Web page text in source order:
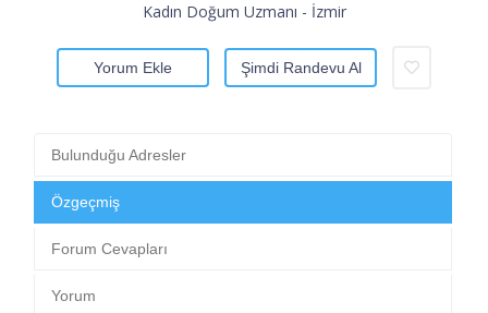
Kadın Doğum Uzmanı - İzmir
Yorum Ekle Şimdi Randevu Al
Bulunduğu Adresler
Özgeçmiş
Forum Cevapları
Yorum